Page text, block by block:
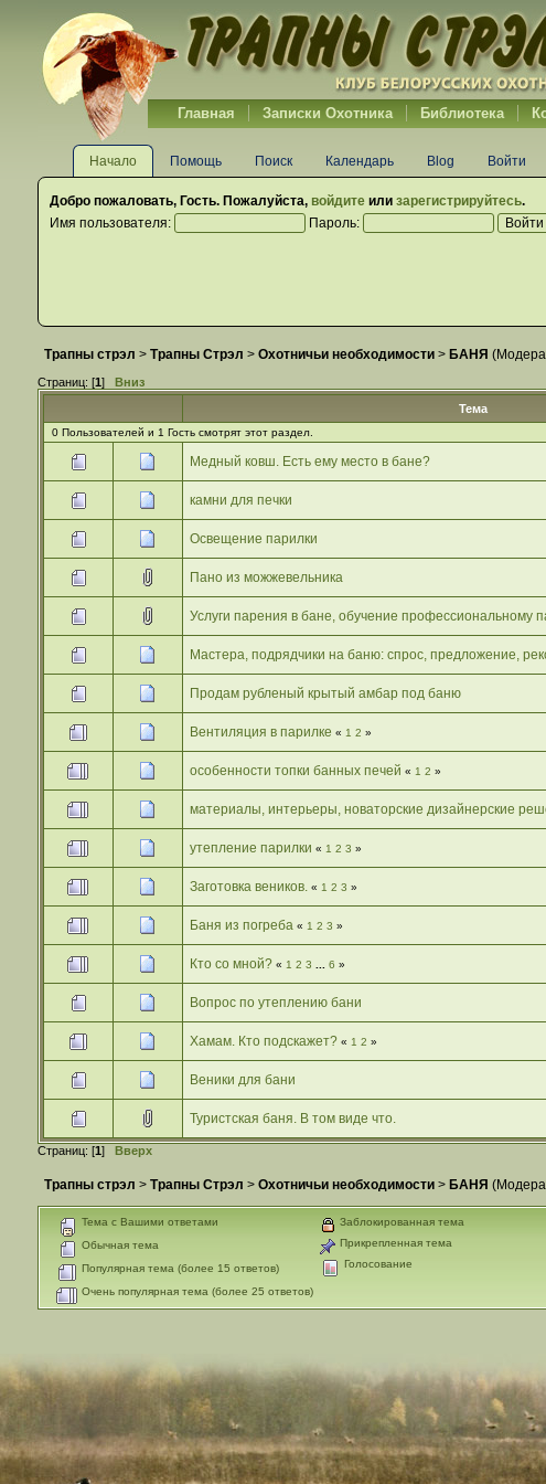
Главная Записки Охотника Библиотека
Начало Помощь Поиск Календарь Blog Войти
Добро пожаловать, Гость. Пожалуйста, войдитеили зарегистрируйтесь.
Имя пользователя:
Пароль:
Трапны стрэл > Трапны Стрэл > Охотничьи необходимости> БАНЯ
Страниц: [1] Вниз
Тема
0 Пользователей и 1 Гость смотрят этот раздел.
Медный ковш. Есть ему место в бане?
камни для печки
Освещение парилки
Пано из можжевельника
Услуги парения в бане, обучение профессиональному
Мастера, подрядчики на баню: спрос, предложение,
Продам рубленый крытый амбар под баню
Вентиляция в парилке « 1 2 »
особенности топки банных печей « 1 2 »
материалы, интерьеры, новаторские дизайнерские
утепление парилки « 1 2 3 »
Заготовка веников. « 1 2 3 »
Баня из погреба « 1 2 3 »
Кто со мной? « 1 2 3 6 »
Вопрос по утеплению бани
Хамам. Кто подскажет? « 1 2 »
Веники для бани
Туристская баня. В том виде что.
Страниц: [1] Вверх
Трапны стрэл > Трапны Стрэл > Охотничьи необходимости> БАНЯ
Тема с Вашими ответами
Обычная тема
Популярная тема (более 15 ответов)
Очень популярная тема (более 25 ответов)
Заблокированная тема
Прикрепленная тема
Голосование